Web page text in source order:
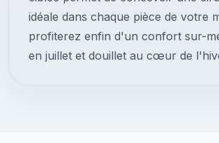
idéale dans chaque pièce de votre
profiterez enfin d'un confort sur-
en juillet et douillet au cœur de